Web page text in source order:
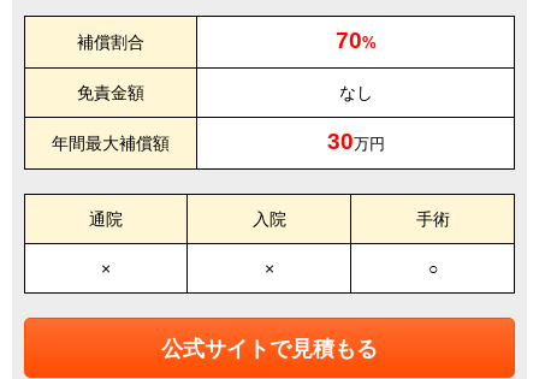
補償割合 70%
免責金額 なし
年間最大補償額 30万円
通院 入院 手術
× × ○
公式サイトで見積もる